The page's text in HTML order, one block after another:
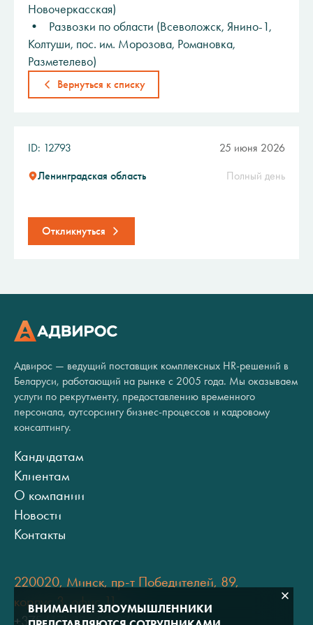
Новочеркасская)
• Развозки по области (Всеволожск, Янино-1,
Колтуши, пос. им. Морозова, Романовка,
Разметелево)
Вернуться к списку
ID: 12793 25 июня 2026
Ленинградская область Полный день
Откликнуться
Адвирос — ведущий поставщик комплексных HR-решений в
Беларуси, работающий на рынке с 2005 года. Мы оказываем
услуги по рекрутменту, предоставлению временного
персонала, аутсорсингу бизнес-процессов и кадровому
консалтингу.
Кандидатам
Клиентам
О компании
Новости
Контакты
220020, Минск, пр-т Победителей, 89,
корпус 3, офис 11
+375 (17) 334 80 07
ВНИМАНИЕ! ЗЛОУМЫШЛЕННИКИ